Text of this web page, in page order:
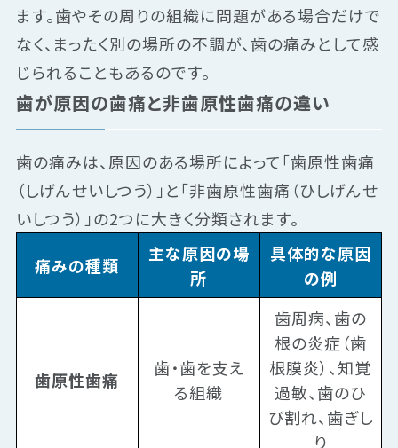
ます。歯やその周りの組織に問題がある場合だけで
なく、まったく別の場所の不調が、歯の痛みとして感
じられることもあるのです。
歯が原因の歯痛と非歯原性歯痛の違い
歯の痛みは、原因のある場所によって「歯原性歯痛
（しげんせいしつう）」と「非歯原性歯痛（ひしげんせ
いしつう）」の2つに大きく分類されます。
痛みの種類
主な原因の場
所
具体的な原因
の例
歯原性歯痛
歯・歯を支え
る組織
歯周病、歯の
根の炎症（歯
根膜炎）、知覚
過敏、歯のひ
び割れ、歯ぎし
り